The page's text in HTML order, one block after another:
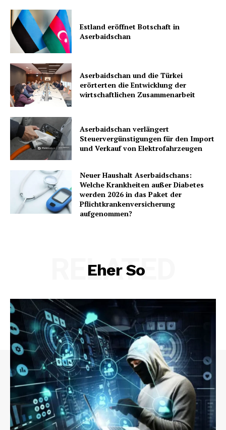
Estland eröffnet Botschaft in
Aserbaidschan
Aserbaidschan und die Türkei
erörterten die Entwicklung der
wirtschaftlichen Zusammenarbeit
Aserbaidschan verlängert
Steuervergünstigungen für den Import
und Verkauf von Elektrofahrzeugen
Neuer Haushalt Aserbaidschans:
Welche Krankheiten außer Diabetes
werden 2026 in das Paket der
Pflichtkrankenversicherung
aufgenommen?
Eher So
RELATED